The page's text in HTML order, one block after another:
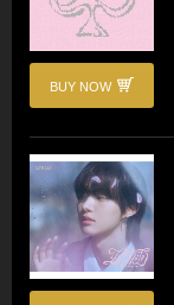
BUY NOW